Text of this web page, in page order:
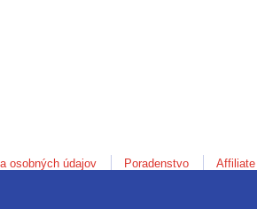
osobných údajov Poradenstvo Affiliate